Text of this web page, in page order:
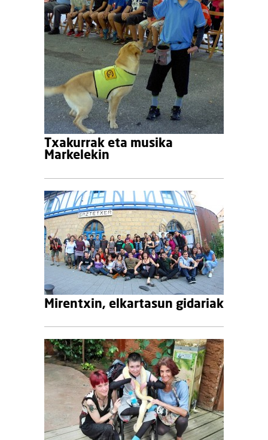
Txakurrak eta musika
Markelekin
Mirentxin, elkartasun gidariak